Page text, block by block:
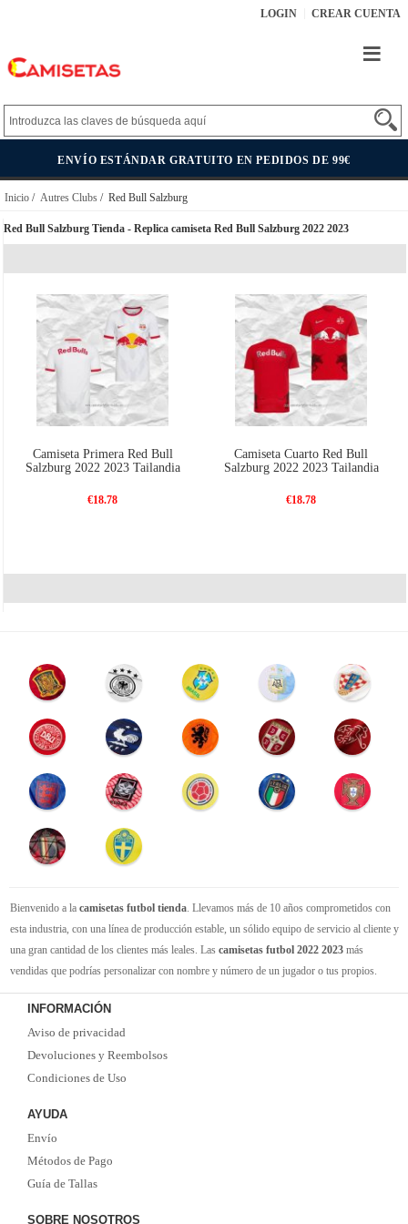
LOGIN CREAR CUENTA
ENVÍO ESTÁNDAR GRATUITO EN PEDIDOS DE 99€
Inicio / Autres Clubs / Red Bull Salzburg
Red Bull Salzburg Tienda - Replica camiseta Red Bull Salzburg 2022 2023
Camiseta Primera Red Bull
Salzburg 2022 2023 Tailandia
€18.78
Camiseta Cuarto Red Bull
Salzburg 2022 2023 Tailandia
€18.78
Bienvenido a la camisetas futbol tienda. Llevamos más de 10 años comprometidos con
esta industria, con una línea de producción estable, un sólido equipo de servicio al cliente y
una gran cantidad de los clientes más leales. Las camisetas futbol 2022 2023 más
vendidas que podrías personalizar con nombre y número de un jugador o tus propios.
Camisetas de futbol replicasde la mejor calidad Thai AAA en toda la web. Tenemos
suficiente experiencia para satisfacer tus necesidades de
la seguridad de que elegirnos le brindará una experiencia de compra diferente.
INFORMACIÓN
Aviso de privacidad
Devoluciones y Reembolsos
Condiciones de Uso
AYUDA
Envío
Métodos de Pago
Guía de Tallas
SOBRE NOSOTROS